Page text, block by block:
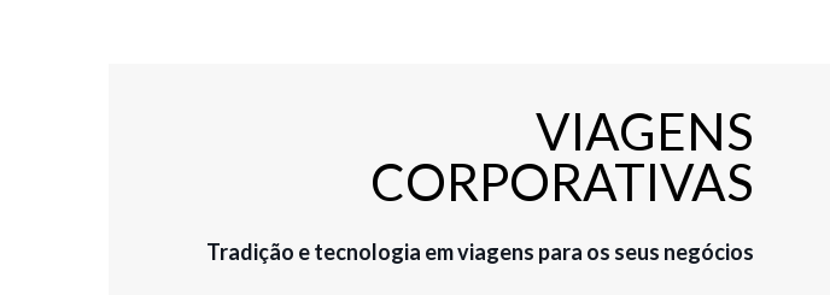
VIAGENS
CORPORATIVAS
Tradição e tecnologia em viagens para os seus negócios